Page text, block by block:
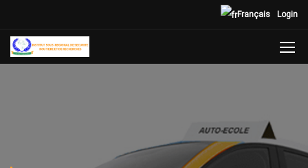
Login
Français